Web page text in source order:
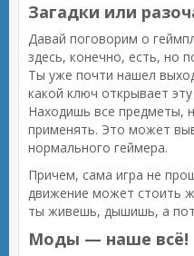
Загадки или
Давай поговорим о
здесь, конечно, есть, но
Ты уже почти нашел
какой ключ открывает
Находишь все предметы,
применять. Это может
нормального геймера.
Причем, сама игра не
движение может стоить
ты живешь, дышишь, а
Моды — наше всё!